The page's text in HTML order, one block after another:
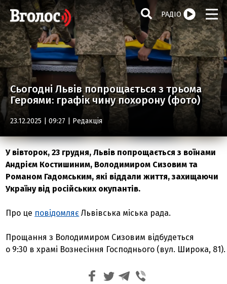
РАДІО
Сьогодні Львів попрощається з трьома
Героями: графік чину похорону (фото)
23.12.2025 | 09:27 | Редакція
У вівторок, 23 грудня, Львів попрощається з воїнами
Андрієм Костишиним, Володимиром Сизовим та
Романом Гадомським, які віддали життя, захищаючи
Україну від російських окупантів.
Про це повідомляє Львівська міська рада.
Прощання з Володимиром Сизовим відбудеться
о 9:30 в храмі Вознесіння Господнього (вул. Широка, 81).